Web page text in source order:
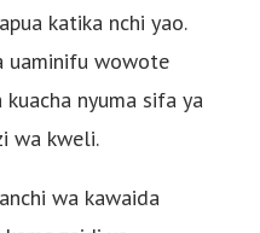
katika nchi yao.
uaminifu wowote
nyuma sifa ya
wa kweli.
wa kawaida